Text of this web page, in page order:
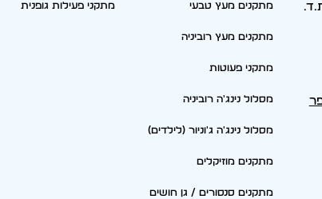
ת.ד.
מתקנים מעץ טבעי
מתקנים מעץ רוביניה
מתקני פעוטות
מסלול נינג'ה רוביניה
מסלול נינג'ה ג'וניור (לילדים)
מתקנים מוזיקלים
מתקנים סנסורים / גן חושים
מתקני פעילות גופנית